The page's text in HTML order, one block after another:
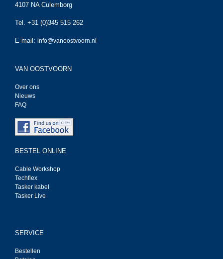
4107 NA Culemborg
Tel. +31 (0)345 515 262
E-mail: info@vanoostvoorn.nl
VAN OOSTVOORN
Over ons
Nieuws
FAQ
BESTEL ONLINE
Cable Workshop
Techflex
Tasker kabel
Tasker Live
SERVICE
Bestellen